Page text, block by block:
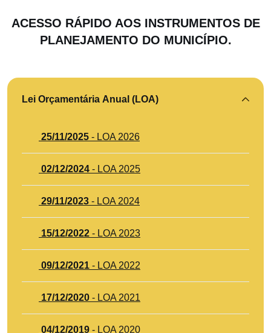
ACESSO RÁPIDO AOS INSTRUMENTOS DE
PLANEJAMENTO DO MUNICÍPIO.
Lei Orçamentária Anual (LOA)
25/11/2025 - LOA 2026
02/12/2024 - LOA 2025
29/11/2023 - LOA 2024
15/12/2022 - LOA 2023
09/12/2021 - LOA 2022
17/12/2020 - LOA 2021
04/12/2019 - LOA 2020